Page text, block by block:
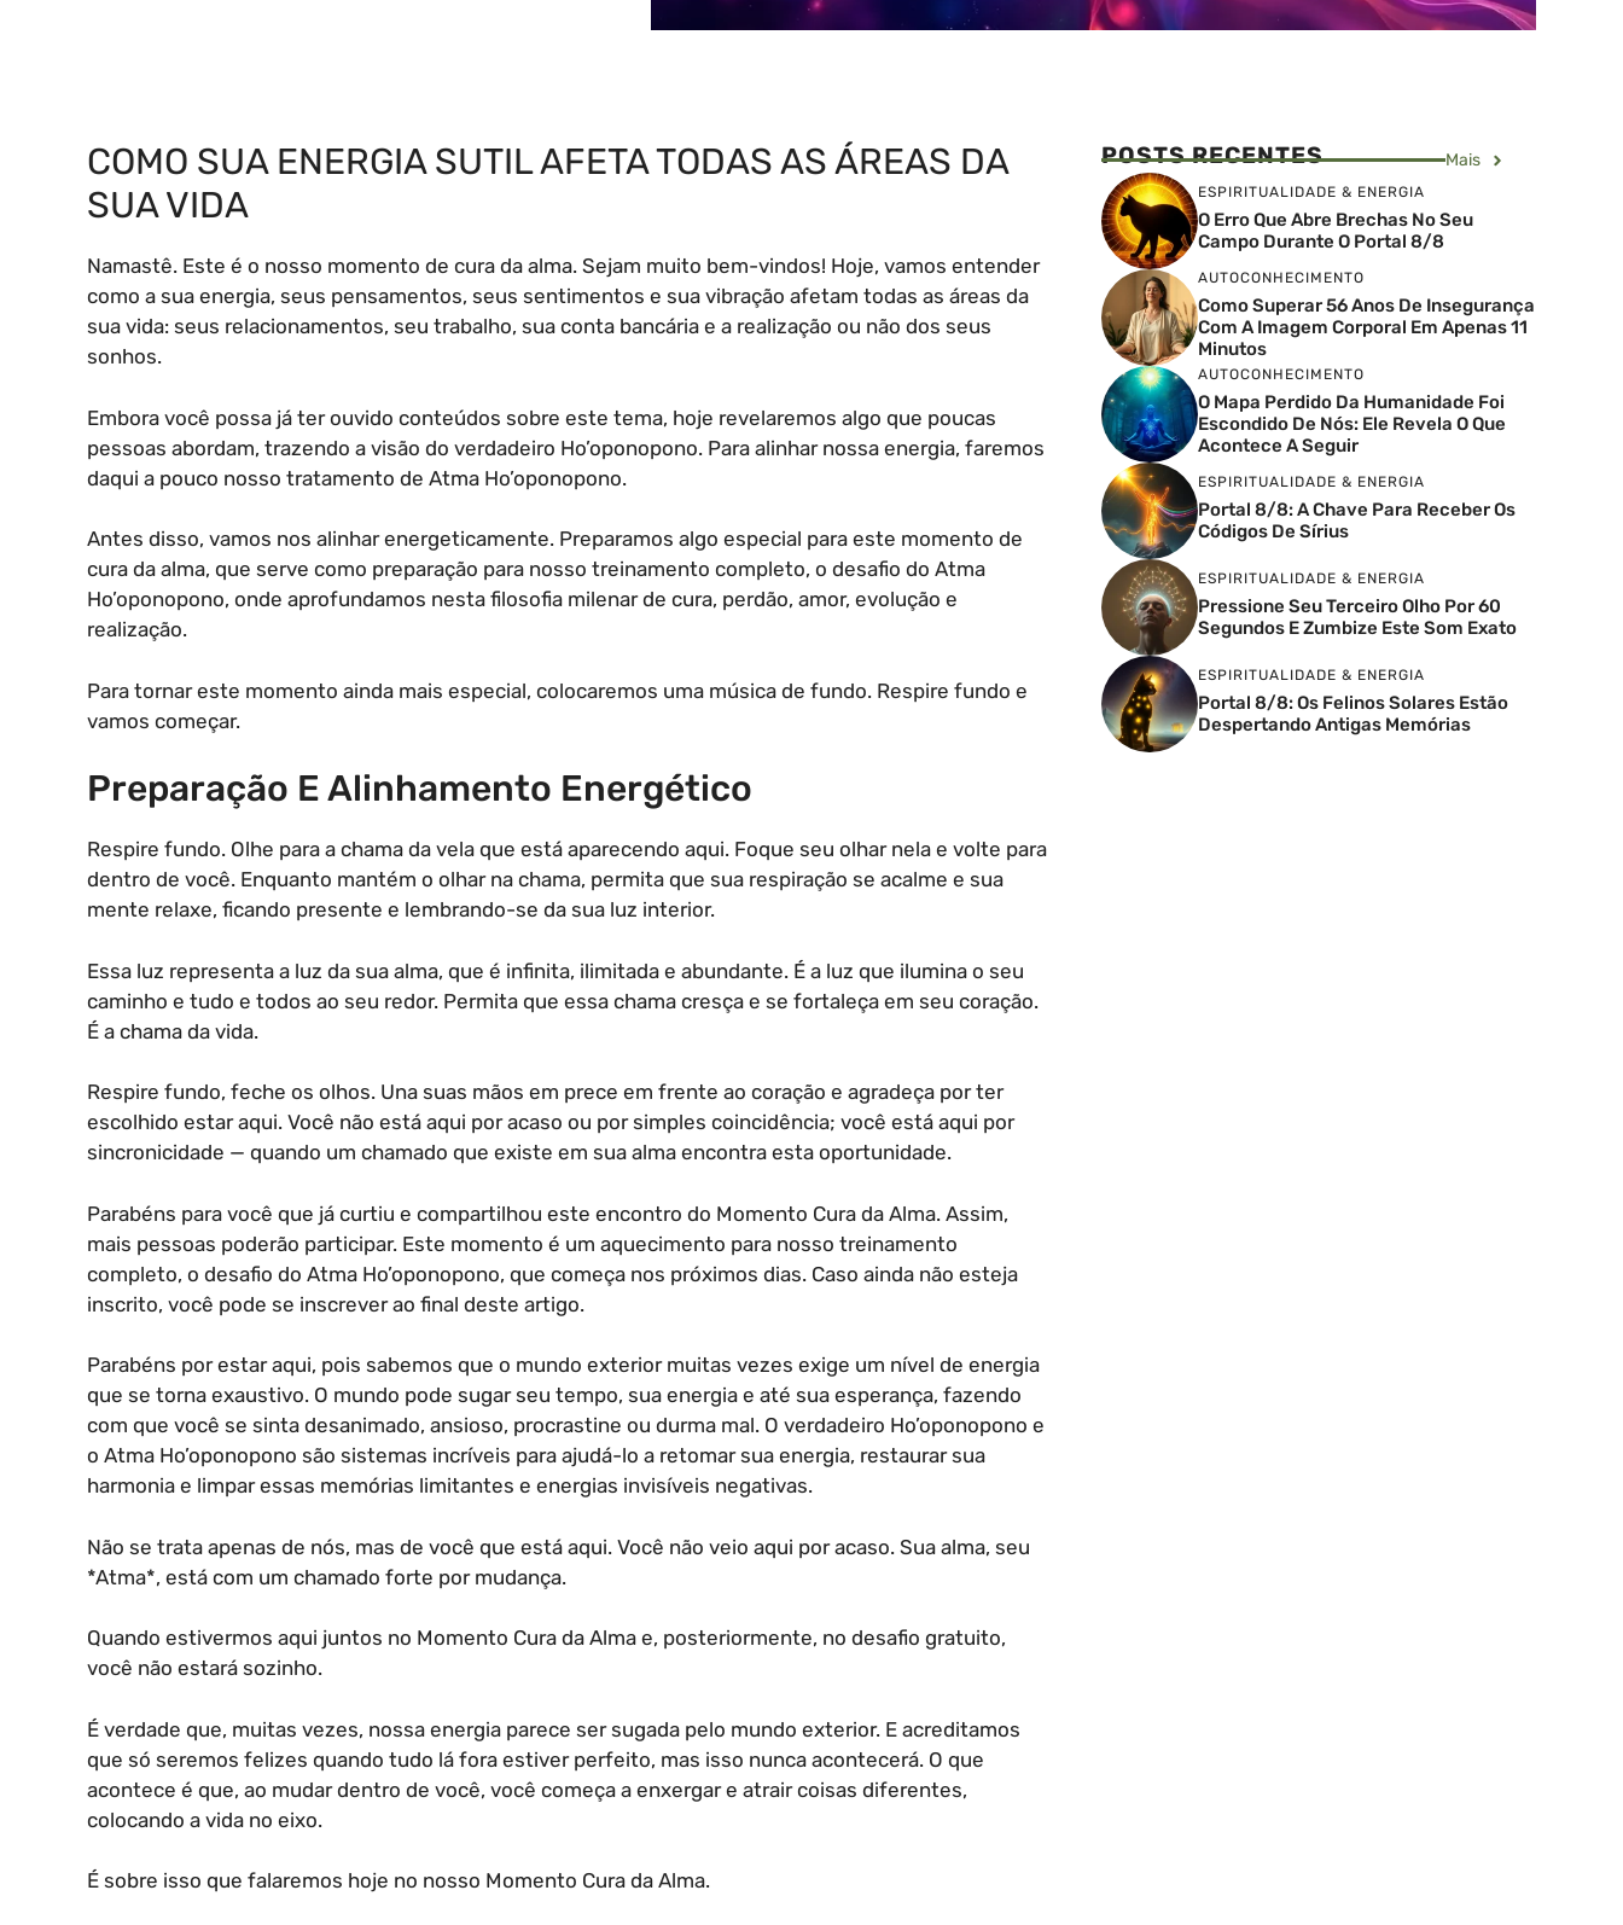
COMO SUA ENERGIA SUTIL AFETA TODAS AS ÁREAS DA
SUA VIDA
Namastê. Este é o nosso momento de cura da alma. Sejam muito bem-vindos! Hoje, vamos entender
como a sua energia, seus pensamentos, seus sentimentos e sua vibração afetam todas as áreas da
sua vida: seus relacionamentos, seu trabalho, sua conta bancária e a realização ou não dos seus
sonhos.
Embora você possa já ter ouvido conteúdos sobre este tema, hoje revelaremos algo que poucas
pessoas abordam, trazendo a visão do verdadeiro Ho’oponopono. Para alinhar nossa energia, faremos
daqui a pouco nosso tratamento de Atma Ho’oponopono.
Antes disso, vamos nos alinhar energeticamente. Preparamos algo especial para este momento de
cura da alma, que serve como preparação para nosso treinamento completo, o desafio do Atma
Ho’oponopono, onde aprofundamos nesta filosofia milenar de cura, perdão, amor, evolução e
realização.
Para tornar este momento ainda mais especial, colocaremos uma música de fundo. Respire fundo e
vamos começar.
Preparação E Alinhamento Energético
Respire fundo. Olhe para a chama da vela que está aparecendo aqui. Foque seu olhar nela e volte para
dentro de você. Enquanto mantém o olhar na chama, permita que sua respiração se acalme e sua
mente relaxe, ficando presente e lembrando-se da sua luz interior.
Essa luz representa a luz da sua alma, que é infinita, ilimitada e abundante. É a luz que ilumina o seu
caminho e tudo e todos ao seu redor. Permita que essa chama cresça e se fortaleça em seu coração.
É a chama da vida.
Respire fundo, feche os olhos. Una suas mãos em prece em frente ao coração e agradeça por ter
escolhido estar aqui. Você não está aqui por acaso ou por simples coincidência; você está aqui por
sincronicidade — quando um chamado que existe em sua alma encontra esta oportunidade.
Parabéns para você que já curtiu e compartilhou este encontro do Momento Cura da Alma. Assim,
mais pessoas poderão participar. Este momento é um aquecimento para nosso treinamento
completo, o desafio do Atma Ho’oponopono, que começa nos próximos dias. Caso ainda não esteja
inscrito, você pode se inscrever ao final deste artigo.
Parabéns por estar aqui, pois sabemos que o mundo exterior muitas vezes exige um nível de energia
que se torna exaustivo. O mundo pode sugar seu tempo, sua energia e até sua esperança, fazendo
com que você se sinta desanimado, ansioso, procrastine ou durma mal. O verdadeiro Ho’oponopono e
o Atma Ho’oponopono são sistemas incríveis para ajudá-lo a retomar sua energia, restaurar sua
harmonia e limpar essas memórias limitantes e energias invisíveis negativas.
Não se trata apenas de nós, mas de você que está aqui. Você não veio aqui por acaso. Sua alma, seu
*Atma*, está com um chamado forte por mudança.
Quando estivermos aqui juntos no Momento Cura da Alma e, posteriormente, no desafio gratuito,
você não estará sozinho.
É verdade que, muitas vezes, nossa energia parece ser sugada pelo mundo exterior. E acreditamos
que só seremos felizes quando tudo lá fora estiver perfeito, mas isso nunca acontecerá. O que
acontece é que, ao mudar dentro de você, você começa a enxergar e atrair coisas diferentes,
colocando a vida no eixo.
É sobre isso que falaremos hoje no nosso Momento Cura da Alma.
POSTS RECENTES Mais
ESPIRITUALIDADE & ENERGIA
O Erro Que Abre Brechas No Seu
Campo Durante O Portal 8/8
AUTOCONHECIMENTO
Como Superar 56 Anos De Insegurança
Com A Imagem Corporal Em Apenas 11
Minutos
AUTOCONHECIMENTO
O Mapa Perdido Da Humanidade Foi
Escondido De Nós: Ele Revela O Que
Acontece A Seguir
ESPIRITUALIDADE & ENERGIA
Portal 8/8: A Chave Para Receber Os
Códigos De Sírius
ESPIRITUALIDADE & ENERGIA
Pressione Seu Terceiro Olho Por 60
Segundos E Zumbize Este Som Exato
ESPIRITUALIDADE & ENERGIA
Portal 8/8: Os Felinos Solares Estão
Despertando Antigas Memórias